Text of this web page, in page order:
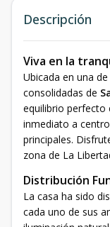
Descripción
Viva en la
Ubicada en una
consolidadas de
equilibrio perfecto
inmediato a
principales.
zona de La
Distribución
La casa ha sido
cada uno de sus